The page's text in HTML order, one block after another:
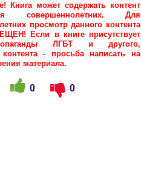
Книга может содержать контент
совершеннолетних. Для
просмотр данного контента
Если в книге присутствует
ЛГБТ и другого,
контента - просьба написать на
материала.
0 0